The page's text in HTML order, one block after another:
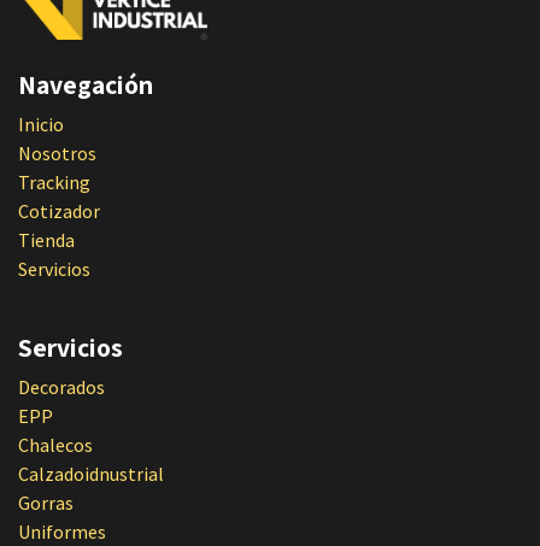
Navegación
Inicio
Nosotros
Tracking
Cotizador
Tienda
Servicios
Servicios
Decorados
EPP
Chalecos
Calzadoidnustrial
Gorras
Uniformes